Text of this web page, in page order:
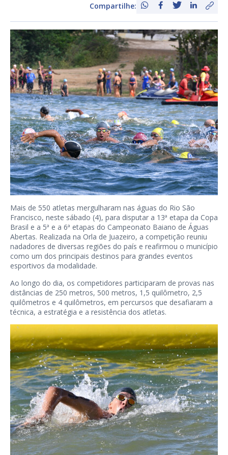
Compartilhe:
Mais de 550 atletas mergulharam nas águas do Rio São
Francisco, neste sábado (4), para disputar a 13ª etapa da Copa
Brasil e a 5ª e a 6ª etapas do Campeonato Baiano de Águas
Abertas. Realizada na Orla de Juazeiro, a competição reuniu
nadadores de diversas regiões do país e reafirmou o município
como um dos principais destinos para grandes eventos
esportivos da modalidade.
Ao longo do dia, os competidores participaram de provas nas
distâncias de 250 metros, 500 metros, 1,5 quilômetro, 2,5
quilômetros e 4 quilômetros, em percursos que desafiaram a
técnica, a estratégia e a resistência dos atletas.